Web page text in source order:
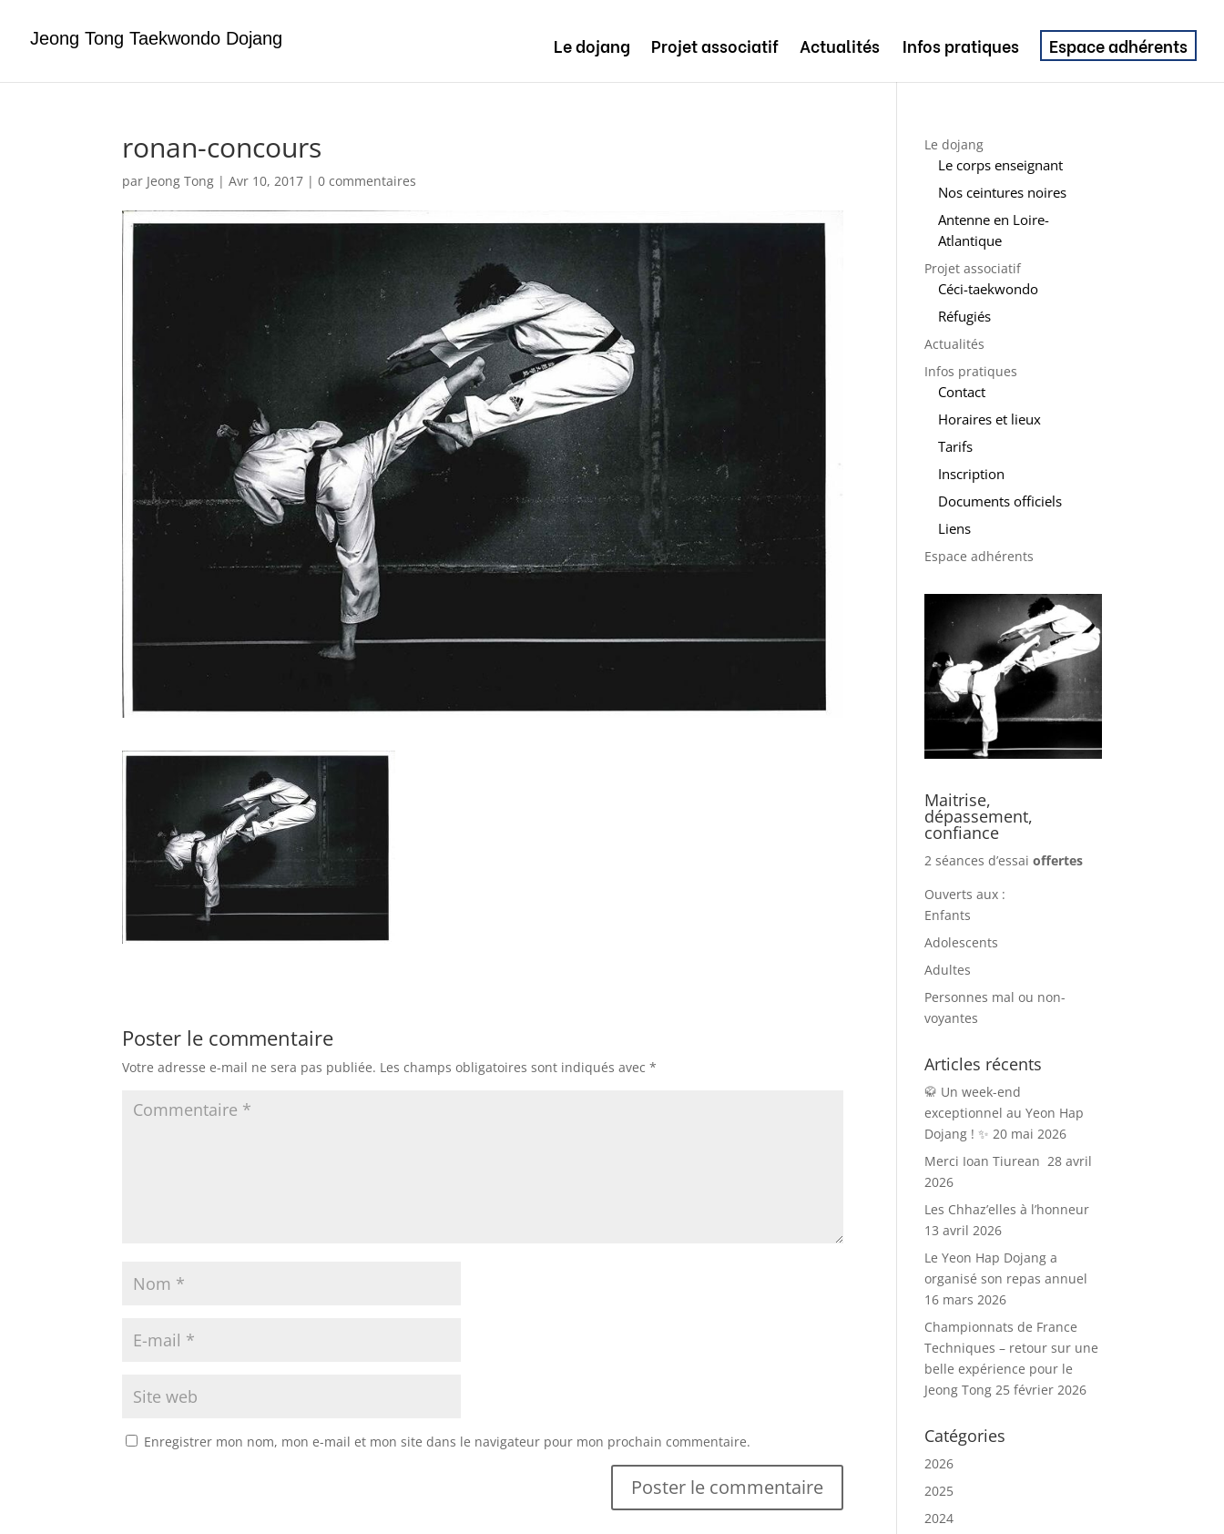
Jeong Tong Taekwondo Dojang Le dojang Projet associatif Actualités Infos pratiques Espace adhérents
ronan-concours
par Jeong Tong |Avr 10, 2017 |0 commentaires
Poster le commentaire
Votre adresse e-mail ne sera pas publiée. Les champs obligatoires sont indiqués avec*
Enregistrer mon nom, mon e-mail et mon site dans le navigateur pour mon prochain commentaire.
Le dojang
Le corps enseignant
Nos ceintures noires
Antenne en Loire-
Atlantique
Projet associatif
Céci-taekwondo
Réfugiés
Actualités
Infos pratiques
Contact
Horaires et lieux
Tarifs
Inscription
Documents officiels
Liens
Espace adhérents
Maitrise,
dépassement,
confiance
2 séances d’essaioffertes
Ouverts aux :
Enfants
Adolescents
Adultes
Personnes mal ou non-
voyantes
Articles récents
🥋 Un week-end
exceptionnel au Yeon Hap
Dojang ! ✨ 20 mai 2026
Merci Ioan Tiurean 28 avril
2026
Les Chhaz’elles à l’honneur
13 avril 2026
Le Yeon Hap Dojang a
organisé son repas annuel
16 mars 2026
Championnats de France
Techniques – retour sur une
belle expérience pour le
Jeong Tong 25 février 2026
Catégories
2026
2025
2024